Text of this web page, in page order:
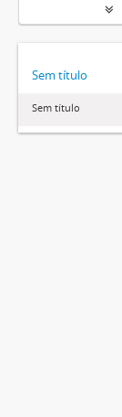
Sem título
Sem título